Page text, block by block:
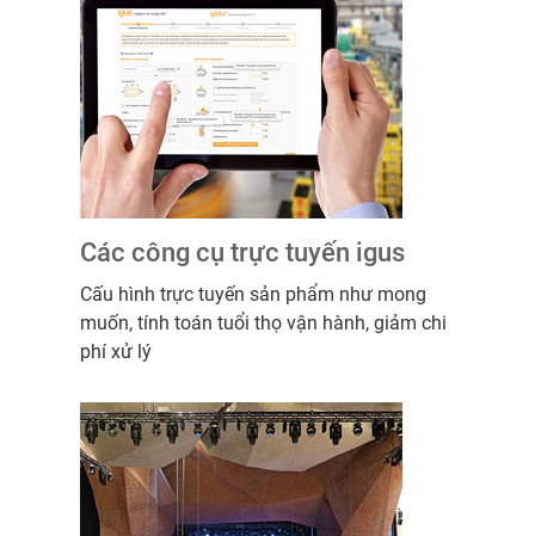
Các công cụ trực tuyến igus
Cấu hình trực tuyến sản phẩm như mong
muốn, tính toán tuổi thọ vận hành, giảm chi
phí xử lý